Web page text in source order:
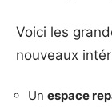
Voici les
nouveaux
Un espace